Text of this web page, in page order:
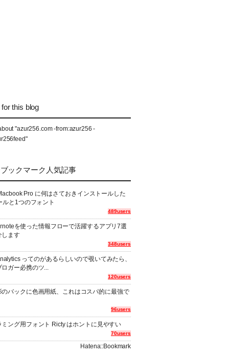
this blog
"azur256.com -from:azur256 -
ックマーク人気記事
Pro に何はさておきインストールした
ルと1つのフォント
489users
を使った情報フローで活躍するアプリ7選
します
348users
ってのがあるらしいので覗いてみたら、
ロガー必携のツ...
120users
のバックに色画用紙、これはコスパ的に最強で
96users
ミング用フォント Ricty はホントに見やすい
70users
Hatena::Bookmark